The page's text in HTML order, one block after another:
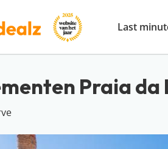
Last
Praia da